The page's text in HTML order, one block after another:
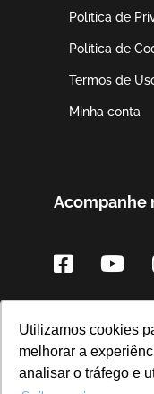
Utilizamos cookies
melhorar a
analisar o tráfego e
Política de
Política de
Termos de
Minha conta
Acompanhe